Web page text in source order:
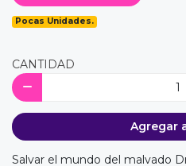
Pocas Unidades.
CANTIDAD
Agregar
Salvar el mundo del malvado